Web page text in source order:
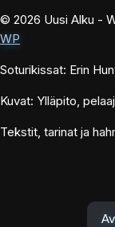
© 2026 Uusi Alku -
WP
Soturikissat: Erin
Kuvat: Ylläpito,
Tekstit, tarinat ja